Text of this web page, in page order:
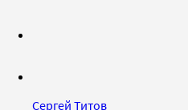
Сергей Титов